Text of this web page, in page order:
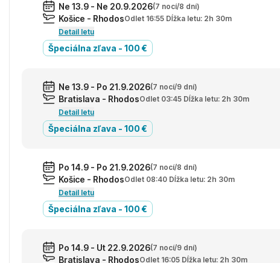
Ne 13.9 - Ne 20.9.2026(7 nocí/8 dní)
Košice - RhodosOdlet 16:55 Dĺžka letu: 2h 30m
Detail letu
Špeciálna zľava - 100 €
Ne 13.9 - Po 21.9.2026(7 nocí/9 dní)
Bratislava - RhodosOdlet 03:45 Dĺžka letu: 2h 30m
Detail letu
Špeciálna zľava - 100 €
Po 14.9 - Po 21.9.2026(7 nocí/8 dní)
Košice - RhodosOdlet 08:40 Dĺžka letu: 2h 30m
Detail letu
Špeciálna zľava - 100 €
Po 14.9 - Ut 22.9.2026(7 nocí/9 dní)
Bratislava - RhodosOdlet 16:05 Dĺžka letu: 2h 30m